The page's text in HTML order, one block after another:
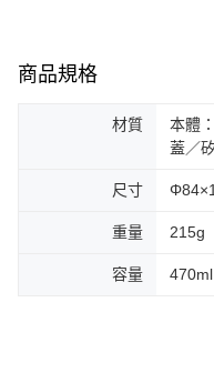
商品規格
材質
本體
蓋／
尺寸
重量 215g
容量 470ml